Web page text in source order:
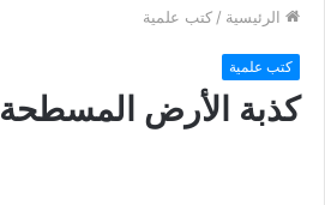
الرئيسية / كتب علمية
كتب علمية
كذبة الأرض المسطحة